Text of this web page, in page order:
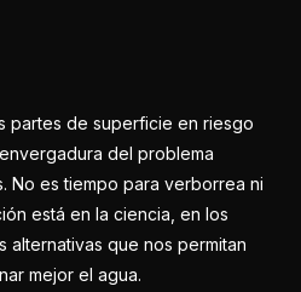
partes de superficie en riesgo
del problema
No es tiempo para verborrea ni
está en la ciencia, en los
alternativas que nos permitan
mejor el agua.